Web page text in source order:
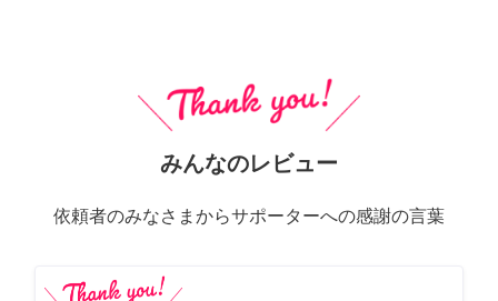
みんなのレビュー
依頼者のみなさまからサポーターへの感謝の言葉